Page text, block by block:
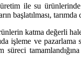
ile su
başlatılması,
katma değerli
işleme ve